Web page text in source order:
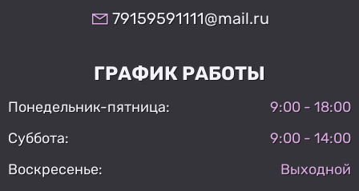
79159591111@mail.ru
ГРАФИК РАБОТЫ
Понедельник-пятница:
9:00 - 18:00
Суббота:
9:00 - 14:00
Воскресенье:
Выходной